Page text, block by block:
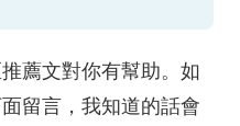
薦文對你有幫助。如
留言，我知道的話會